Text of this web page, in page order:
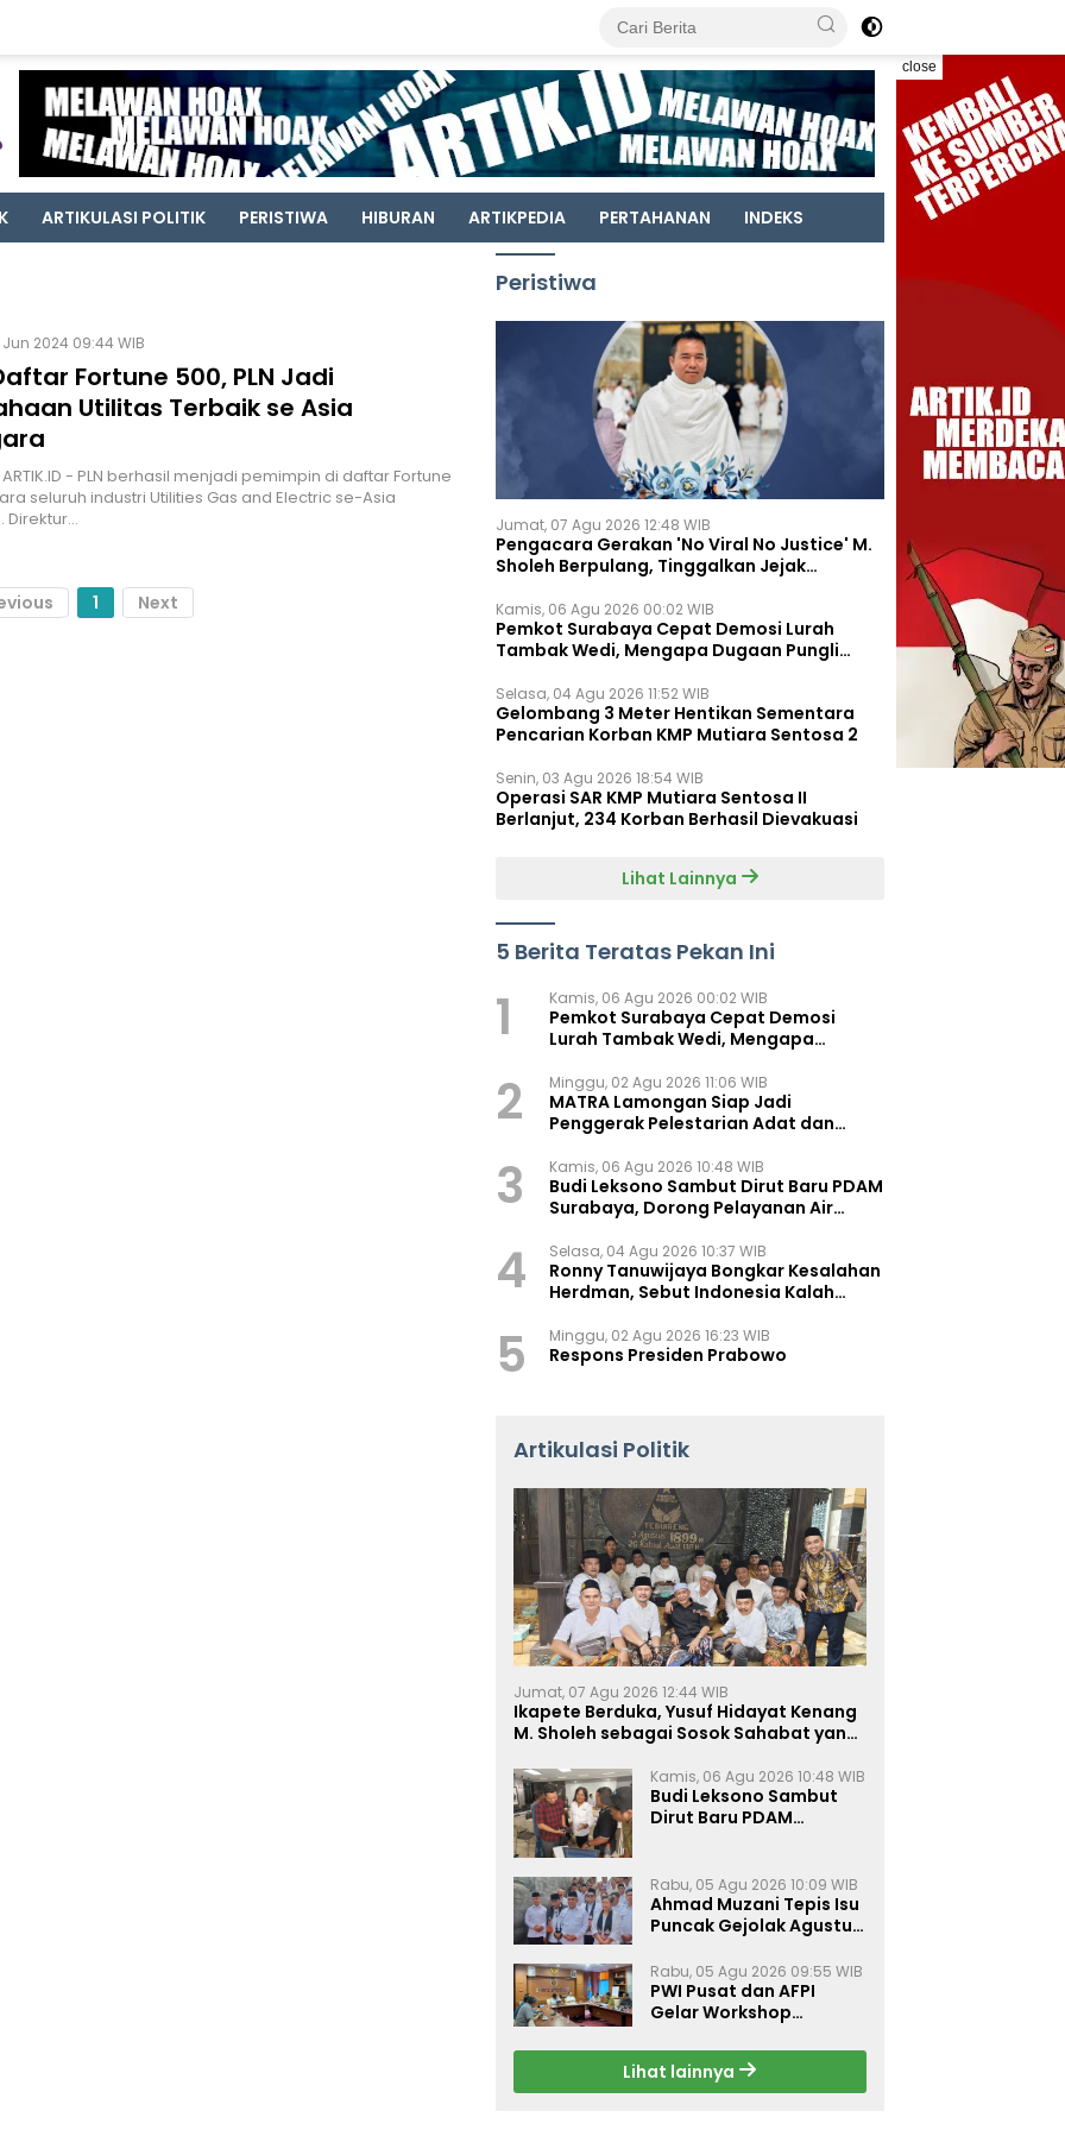
close
ARTIKULASI POLITIK PERISTIWA HIBURAN ARTIKPEDIA PERTAHANAN INDEKS
2024 09:44 WIB
Fortune 500, PLN Jadi
Utilitas Terbaik se Asia
ARTIK.ID - PLN berhasil menjadi pemimpin di daftar Fortune
seluruh industri Utilities Gas and Electric se-Asia
Direktur…
1 Next
Peristiwa
Jumat, 07 Agu 2026 12:48 WIB
Pengacara Gerakan 'No Viral No Justice' M.
Sholeh Berpulang, Tinggalkan Jejak
Kamis, 06 Agu 2026 00:02 WIB
Pemkot Surabaya Cepat Demosi Lurah
Tambak Wedi, Mengapa Dugaan Pungli
Selasa, 04 Agu 2026 11:52 WIB
Gelombang 3 Meter Hentikan Sementara
Pencarian Korban KMP Mutiara Sentosa 2
Senin, 03 Agu 2026 18:54 WIB
Operasi SAR KMP Mutiara Sentosa II
Berlanjut, 234 Korban Berhasil Dievakuasi
Lihat Lainnya
5 Berita Teratas Pekan Ini
1 Kamis, 06 Agu 2026 00:02 WIB
Pemkot Surabaya Cepat Demosi
Lurah Tambak Wedi, Mengapa
2 Minggu, 02 Agu 2026 11:06 WIB
MATRA Lamongan Siap Jadi
Penggerak Pelestarian Adat dan
3 Kamis, 06 Agu 2026 10:48 WIB
Budi Leksono Sambut Dirut Baru PDAM
Surabaya, Dorong Pelayanan Air
4 Selasa, 04 Agu 2026 10:37 WIB
Ronny Tanuwijaya Bongkar Kesalahan
Herdman, Sebut Indonesia Kalah
5 Minggu, 02 Agu 2026 16:23 WIB
Respons Presiden Prabowo
Artikulasi Politik
Jumat, 07 Agu 2026 12:44 WIB
Ikapete Berduka, Yusuf Hidayat Kenang
M. Sholeh sebagai Sosok Sahabat yang
Kamis, 06 Agu 2026 10:48 WIB
Budi Leksono Sambut
Dirut Baru PDAM
Makin Prima
Rabu, 05 Agu 2026 10:09 WIB
Ahmad Muzani Tepis Isu
Puncak Gejolak Agustus
Perkuat Persatuan
Rabu, 05 Agu 2026 09:55 WIB
PWI Pusat dan AFPI
Gelar Workshop
Inklusi Keuangan, dan
Perlindungan Publik
Lihat lainnya